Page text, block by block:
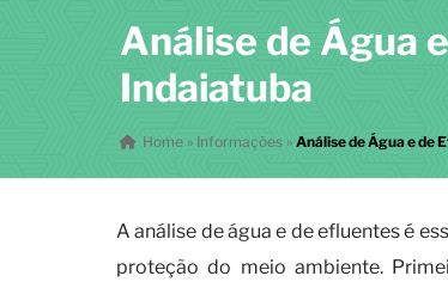
Análise de Água
Indaiatuba
Home » Informações »Análise de Água e de
A análise de água e de efluentes é
proteção do meio ambiente.